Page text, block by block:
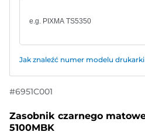
Jak znaleźć numer modelu drukarki
#6951C001
Zasobnik czarnego
5100MBK